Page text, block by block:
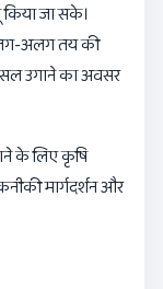
किया जा सके।
अलग तय की
उगाने का अवसर
के लिए कृषि
मार्गदर्शन और